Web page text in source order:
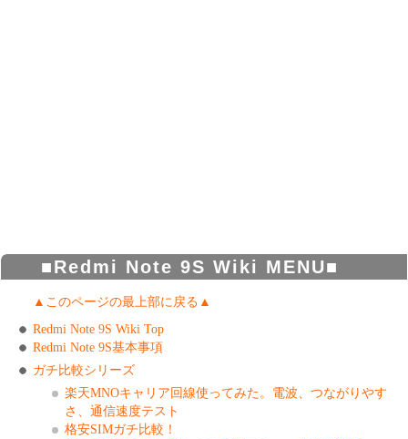
■Redmi Note 9S Wiki MENU■
▲このページの最上部に戻る▲
Redmi Note 9S Wiki Top
Redmi Note 9S基本事項
ガチ比較シリーズ
楽天MNOキャリア回線使ってみた。電波、つながりやす
さ、通信速度テスト
格安SIMガチ比較！